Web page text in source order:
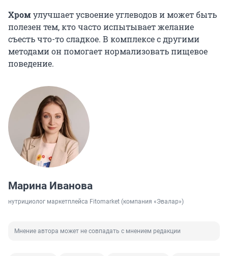
Хромулучшает усвоение углеводов и может быть
полезен тем, кто часто испытывает желание
съесть что-то сладкое. В комплексе с другими
методами он помогает нормализовать пищевое
поведение.
Марина Иванова
нутрициолог маркетплейса Fitomarket (компания «Эвалар»)
Мнение автора может не совпадать с мнением редакции